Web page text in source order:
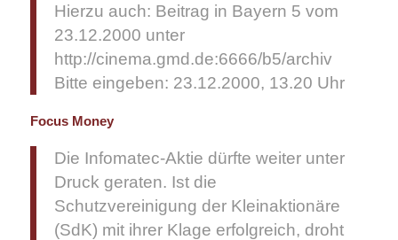
Hierzu auch: Beitrag in Bayern 5 vom
23.12.2000 unter
http://cinema.gmd.de:6666/b5/archiv
Bitte eingeben: 23.12.2000, 13.20 Uhr
Focus Money
Die Infomatec-Aktie dürfte weiter unter
Druck geraten. Ist die
Schutzvereinigung der Kleinaktionäre
(SdK) mit ihrer Klage erfolgreich, droht